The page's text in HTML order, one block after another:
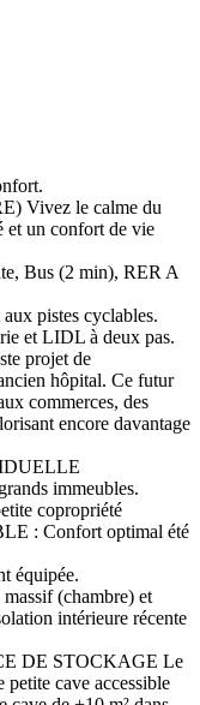
Vivez le calme du
et un confort de vie
Bus (2 min), RER A
pistes cyclables.
et LIDL à deux pas.
projet de
hôpital. Ce futur
commerces, des
encore davantage
immeubles.
copropriété
: Confort optimal été
équipée.
(chambre) et
intérieure récente
DE STOCKAGE Le
petite cave accessible